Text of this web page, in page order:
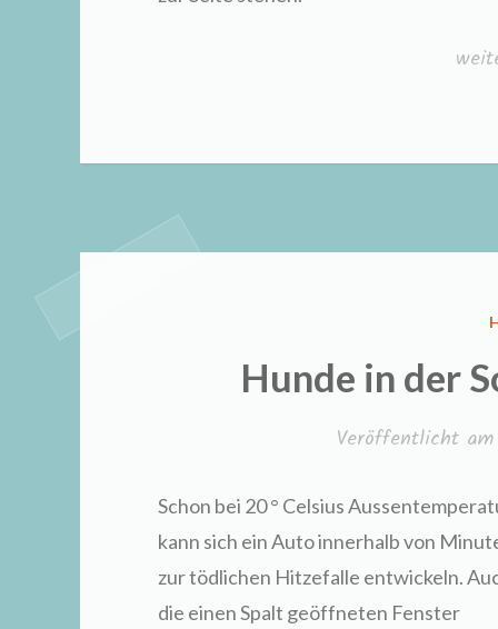
Hunde in der
Veröffentlicht am
Schon bei 20 ° Celsius
kann sich ein Auto innerhalb von
zur tödlichen Hitzefalle entwickeln.
die einen Spalt geöffneten Fenster